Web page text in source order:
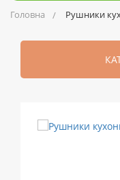
Головна Рушники